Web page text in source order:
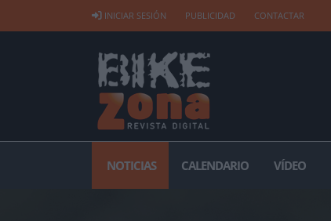
INICIAR SESIÓN PUBLICIDAD CONTACTAR
NOTICIAS CALENDARIO VÍDEO